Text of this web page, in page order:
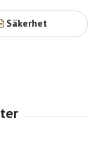
Säkerhet